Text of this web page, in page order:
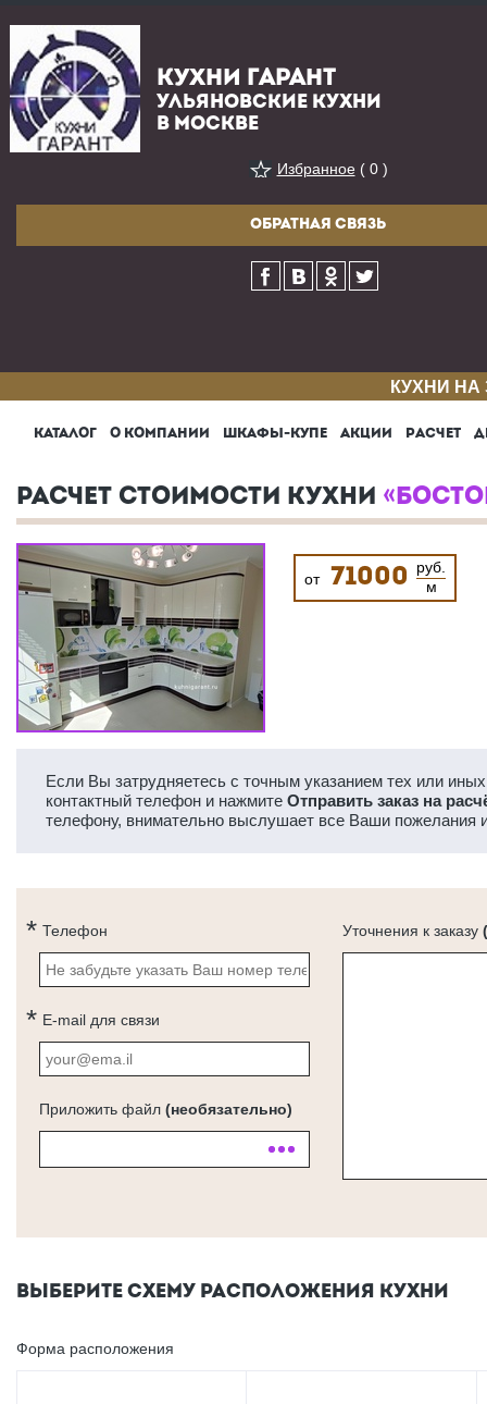
КУХНИ ГАРАНТ
УЛЬЯНОВСКИЕ КУХНИ
В МОСКВЕ
Избранное( 0 )
ОБРАТНАЯ СВЯЗЬ
КУХНИ
КАТАЛОГ О КОМПАНИИ ШКАФЫ-КУПЕ АКЦИИ РАСЧЕТ
РАСЧЕТ СТОИМОСТИ КУХНИ
от 71000
руб.
м
Если Вы затрудняетесь с точным указанием тех или
контактный телефон и нажмите Отправить заказ на
телефону, внимательно выслушает все Ваши пожелания
Телефон
E-mail для связи
Приложить файл (необязательно)
Уточнения к заказу
ВЫБЕРИТЕ СХЕМУ РАСПОЛОЖЕНИЯ КУХНИ
Форма расположения